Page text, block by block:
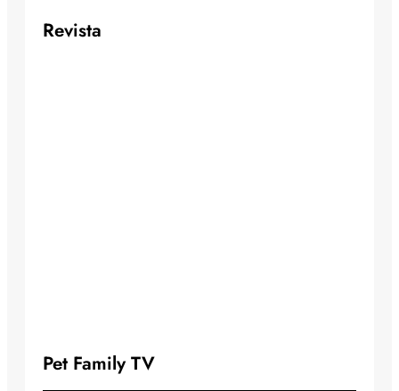
Revista
Pet Family TV